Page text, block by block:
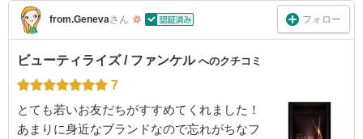
from.Genevaさん フォロー
ビューティライズ / ファンケル へのクチコミ
7
とても若いお友だちがすすめてくれました！
あまりに身近なブランドなので忘れがちなフ